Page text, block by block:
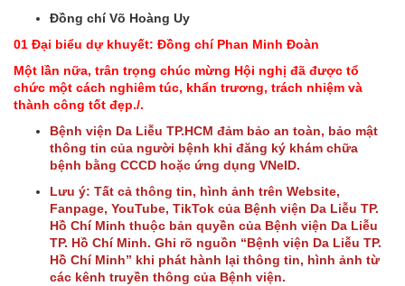
Đồng chí Võ Hoàng Uy
01 Đại biểu dự khuyết: Đồng chí Phan Minh Đoàn
Một lần nữa, trân trọng chúc mừng Hội nghị đã được tổ
chức một cách nghiêm túc, khẩn trương, trách nhiệm và
thành công tốt đẹp./.
Bệnh viện Da Liễu TP.HCM đảm bảo an toàn, bảo mật
thông tin của người bệnh khi đăng ký khám chữa
bệnh bằng CCCD hoặc ứng dụng VNeID.
Lưu ý: Tất cả thông tin, hình ảnh trên Website,
Fanpage, YouTube, TikTok của Bệnh viện Da Liễu TP.
Hồ Chí Minh thuộc bản quyền của Bệnh viện Da Liễu
TP. Hồ Chí Minh. Ghi rõ nguồn “Bệnh viện Da Liễu TP.
Hồ Chí Minh” khi phát hành lại thông tin, hình ảnh từ
các kênh truyền thông của Bệnh viện.